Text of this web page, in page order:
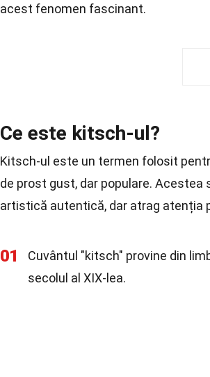
acest fenomen fascinant.
Ce este kitsch-ul?
Kitsch-ul este un termen folosit
de prost gust, dar populare.
artistică autentică, dar atrag atenția
01
Cuvântul "kitsch" provine din
secolul al XIX-lea.